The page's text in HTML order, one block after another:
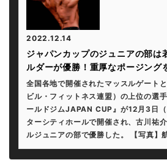
2022.12.14
ジャパンカップのジュニアの部は
ルダーが優勝！重厚なポージング
全国各地で開催されたマッスルゲート
ビル・フィットネス連盟）の上位の選
ールドジムJAPAN CUP』が12月3日
ターシティホールで開催され、古川祐
ルジュニアの部で優勝した。 【写真】